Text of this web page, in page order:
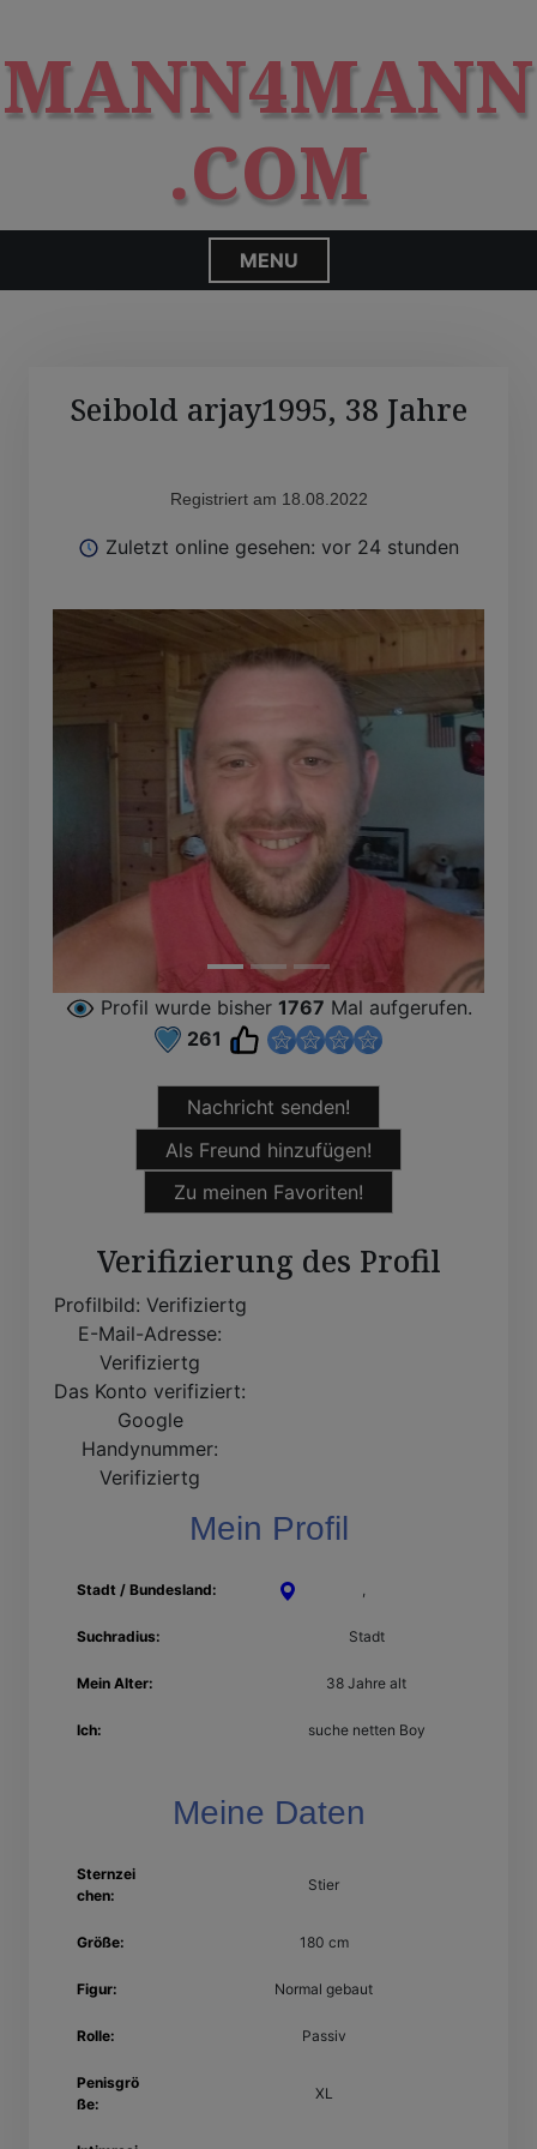
i
p
o
c
n
t
MANN4MANN
.COM
MENU
Seibold arjay1995, 38 Jahre
Registriert am 18.08.2022
Zuletzt online gesehen: vor 24 stunden
Profil wurde bisher 1767 Mal aufgerufen.
261
Nachricht senden!
Als Freund hinzufügen!
Zu meinen Favoriten!
Verifizierung des Profil
Profilbild: Verifiziertg
E-Mail-Adresse:
Verifiziertg
Das Konto verifiziert:
Google
Handynummer:
Verifiziertg
Mein Profil
Stadt / Bundesland: ,
Suchradius: Stadt
Mein Alter: 38 Jahre alt
Ich: suche netten Boy
Meine Daten
Sternzei
chen:
Stier
Größe: 180 cm
Figur: Normal gebaut
Rolle: Passiv
Penisgrö
ße:
XL